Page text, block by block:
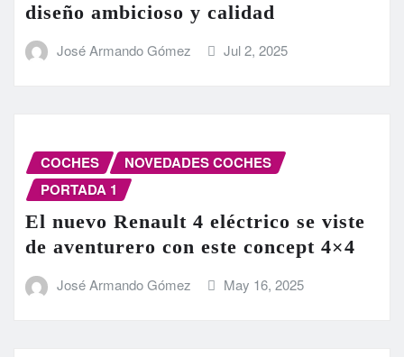
diseño ambicioso y calidad
José Armando Gómez Jul 2, 2025
COCHES
NOVEDADES COCHES
PORTADA 1
El nuevo Renault 4 eléctrico se viste
de aventurero con este concept 4×4
José Armando Gómez May 16, 2025